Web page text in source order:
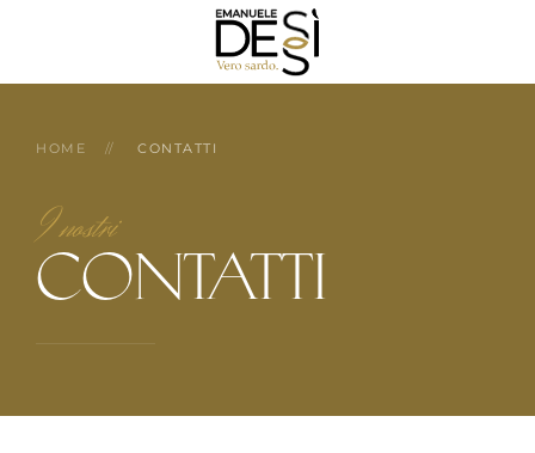
HOME CONTATTI
I nostri
CONTATTI